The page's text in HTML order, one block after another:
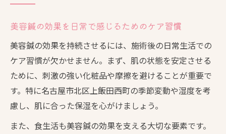
美容鍼の効果を日常で感じるためのケア習慣
美容鍼の効果を持続させるには、施術後の日常生活での
ケア習慣が欠かせません。まず、肌の状態を安定させる
ために、刺激の強い化粧品や摩擦を避けることが重要で
す。特に名古屋市北区上飯田西町の季節変動や湿度を考
慮し、肌に合った保湿を心がけましょう。
また、食生活も美容鍼の効果を支える大切な要素です。